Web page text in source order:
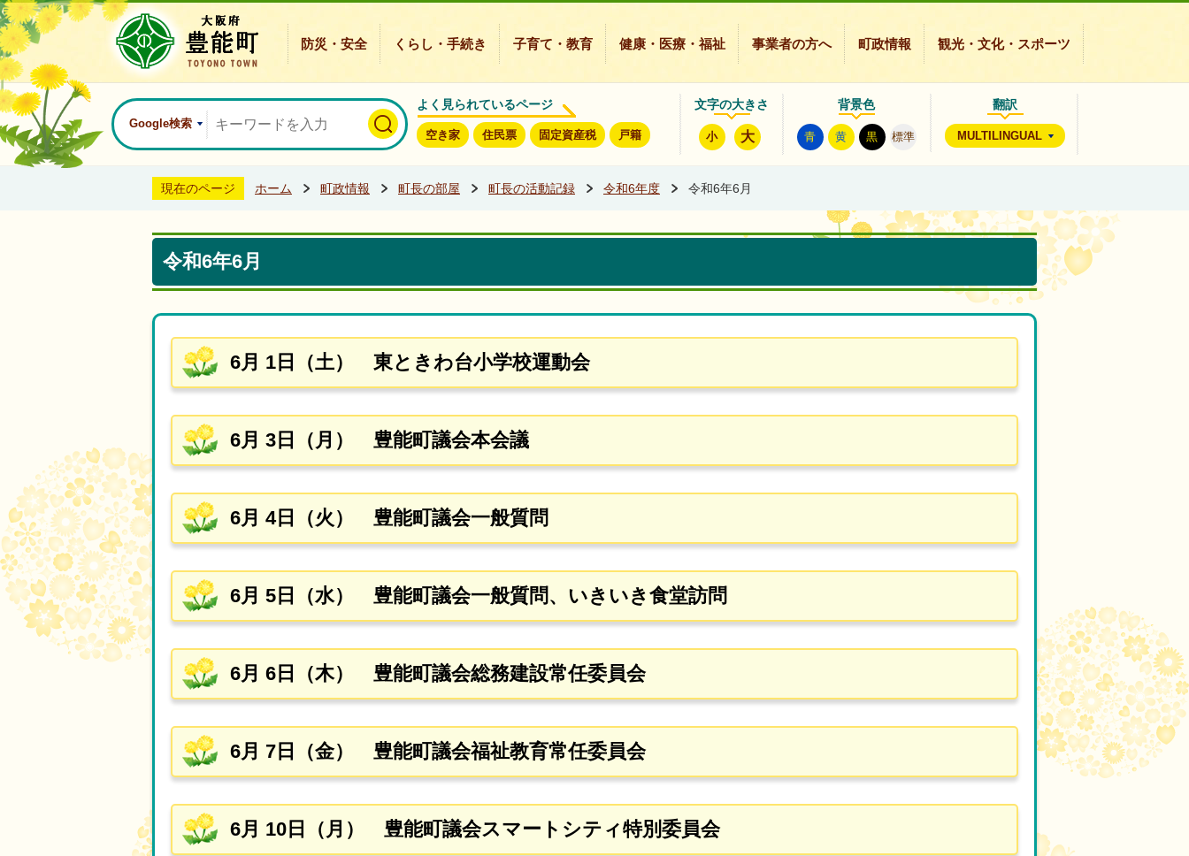
防災・安全 くらし・手続き 子育て・教育 健康・医療・福祉 事業者の方へ 町政情報 観光・文化・スポーツ
Google検索
よく見られているページ
空き家 住民票 固定資産税 戸籍
文字の大きさ
小 大
背景色
青 黄 黒 標準
翻訳
MULTILINGUAL
現在のページ ホーム 町政情報 町長の部屋 町長の活動記録 令和6年度 令和6年6月
令和6年6月
6月 1日（土） 東ときわ台小学校運動会
6月 3日（月） 豊能町議会本会議
6月 4日（火） 豊能町議会一般質問
6月 5日（水） 豊能町議会一般質問、いきいき食堂訪問
6月 6日（木） 豊能町議会総務建設常任委員会
6月 7日（金） 豊能町議会福祉教育常任委員会
6月 10日（月） 豊能町議会スマートシティ特別委員会